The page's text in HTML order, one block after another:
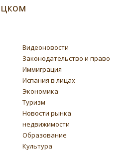
Видеоновости
Законодательство и право
Иммиграция
Испания в лицах
Экономика
Туризм
Новости рынка
недвижимости
Образование
Культура